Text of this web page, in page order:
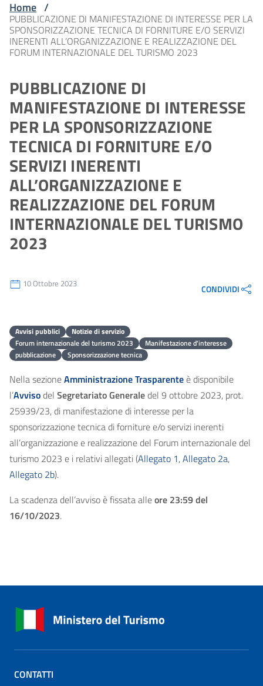
Home /
PUBBLICAZIONE DI MANIFESTAZIONE DI INTERESSE PER LA
SPONSORIZZAZIONE TECNICA DI FORNITURE E/O SERVIZI
INERENTI ALL’ORGANIZZAZIONE E REALIZZAZIONE DEL
FORUM INTERNAZIONALE DEL TURISMO 2023
PUBBLICAZIONE DI
MANIFESTAZIONE DI INTERESSE
PER LA SPONSORIZZAZIONE
TECNICA DI FORNITURE E/O
SERVIZI INERENTI
ALL’ORGANIZZAZIONE E
REALIZZAZIONE DEL FORUM
INTERNAZIONALE DEL TURISMO
2023
10 Ottobre 2023 CONDIVIDI
Avvisi pubblici
Notizie di servizio
Forum internazionale del turismo 2023
Manifestazione d'interesse
pubblicazione
Sponsorizzazione tecnica
Nella sezioneAmministrazione Trasparenteè disponibile
l’Avvisodel Segretariato Generaledel 9 ottobre 2023, prot.
25939/23, di manifestazione di interesse per la
sponsorizzazione tecnica di forniture e/o servizi inerenti
all’organizzazione e realizzazione del Forum internazionale del
turismo 2023 e i relativi allegati (Allegato 1,Allegato 2a,
Allegato 2b).
La scadenza dell’avviso è fissata alleore 23:59 del
16/10/2023.
CONTATTI